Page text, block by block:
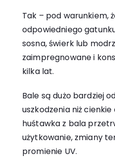
Tak – pod warunkiem,
odpowiedniego
sosna, świerk lub
zaimpregnowane i
kilka lat.
Bale są dużo bardziej
uszkodzenia niż
huśtawka z bala
użytkowanie, zmiany
promienie UV.